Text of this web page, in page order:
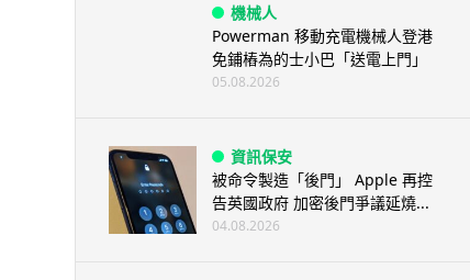
機械人
Powerman 移動充電機械人登港
免鋪樁為的士小巴「送電上門」
05.08.2026
資訊保安
被命令製造「後門」 Apple 再控
告英國政府 加密後門爭議延燒...
04.08.2026